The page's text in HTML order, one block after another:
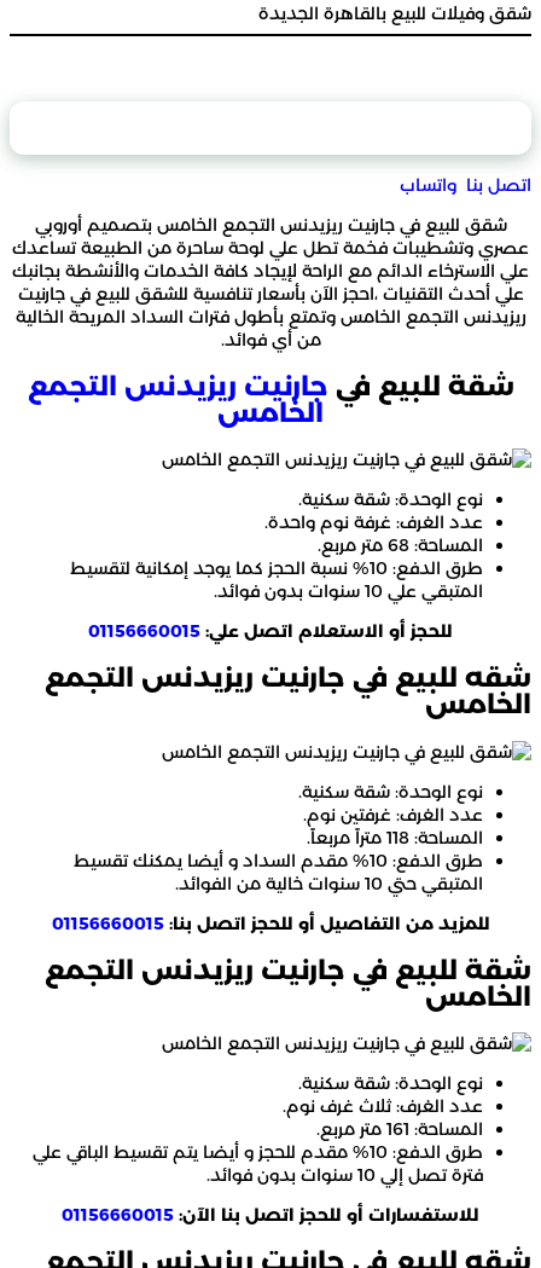
شقق وفيلات للبيع بالقاهرة الجديدة
اتصل بنا واتساب
شقق للبيع في جارنيت ريزيدنس التجمع الخامس بتصميم أوروبي
عصري وتشطيبات فخمة تطل علي لوحة ساحرة من الطبيعة تساعدك
علي الاسترخاء الدائم مع الراحة لإيجاد كافة الخدمات والأنشطة بجانبك
علي أحدث التقنيات ،احجز الآن بأسعار تنافسية للشقق للبيع في جارنيت
ريزيدنس التجمع الخامس وتمتع بأطول فترات السداد المريحة الخالية
من أي فوائد.
شقة للبيع في جارنيت ريزيدنس التجمع
الخامس
نوع الوحدة: شقة سكنية.
عدد الغرف: غرفة نوم واحدة.
المساحة: 68 متر مربع.
طرق الدفع: 10% نسبة الحجز كما يوجد إمكانية لتقسيط
المتبقي علي 10 سنوات بدون فوائد.
للحجز أو الاستعلام اتصل علي: 01156660015
شقه للبيع في جارنيت ريزيدنس التجمع
الخامس
نوع الوحدة: شقة سكنية.
عدد الغرف: غرفتين نوم.
المساحة: 118 متراً مربعاً.
طرق الدفع: 10% مقدم السداد و أيضا يمكنك تقسيط
المتبقي حتي 10 سنوات خالية من الفوائد.
للمزيد من التفاصيل أو للحجز اتصل بنا:01156660015
شقة للبيع في جارنيت ريزيدنس التجمع
الخامس
نوع الوحدة: شقة سكنية.
عدد الغرف: ثلاث غرف نوم.
المساحة: 161 متر مربع.
طرق الدفع: 10% مقدم للحجز و أيضا يتم تقسيط الباقي علي
فترة تصل إلي 10 سنوات بدون فوائد.
للاستفسارات أو للحجز اتصل بنا الآن: 01156660015